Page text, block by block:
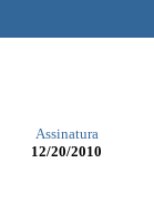
Assinatura
12/20/2010